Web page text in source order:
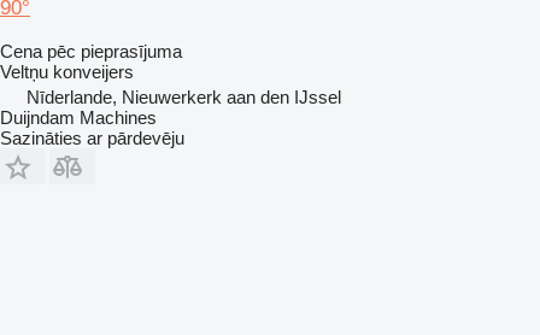
90°
Cena pēc pieprasījuma
Veltņu konveijers
Nīderlande, Nieuwerkerk aan den IJssel
Duijndam Machines
Sazināties ar pārdevēju